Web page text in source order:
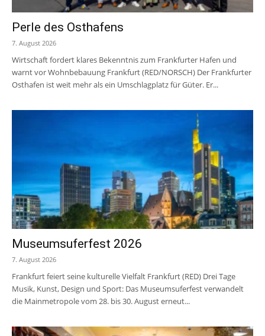
Perle des Osthafens
7. August 2026
Wirtschaft fordert klares Bekenntnis zum Frankfurter Hafen und
warnt vor Wohnbebauung Frankfurt (RED/NORSCH) Der Frankfurter
Osthafen ist weit mehr als ein Umschlagplatz für Güter. Er...
Museumsuferfest 2026
7. August 2026
Frankfurt feiert seine kulturelle Vielfalt Frankfurt (RED) Drei Tage
Musik, Kunst, Design und Sport: Das Museumsuferfest verwandelt
die Mainmetropole vom 28. bis 30. August erneut...